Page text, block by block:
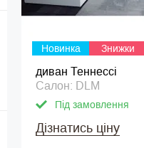
Новинка Знижки
диван Теннессі
Салон: DLM
Під замовлення
Дізнатись ціну